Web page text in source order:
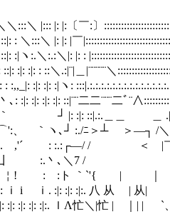
＼:::＼ |::: |: |:〔￣:〕
: ＼:::＼ |: |: |￣
:|ヽ:.＼:.:＼|: |: :
:|: :|: : ::＼.:|¨|＿|¨¨¨¨¨＼
:|: :|: :|ヽ:
: :|: :|: :|: :|: ::|¨¨二二¨¨¨二ﾞ
｀ ┘ |: :|: ::|.:.＿＿ ＿ .||/
｀ヽ､┘ :./ﾆ＞┴ ＞―┐ /＼
: :.:┌―/ / ＜ |￣`、∧
:.丶､＼7 / ∨ `、 .〉＿
￤! : :ト ｀`'{ | ｜ ｜| |`、 `
ｉ: ｉ i ｉ. :|: :|: :|:. 八 从 | 从|
:|: :|: :|: :|:. ｌΛ忙＼|忙 | ｜| | `